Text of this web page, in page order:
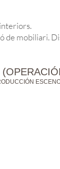
de mobiliari.